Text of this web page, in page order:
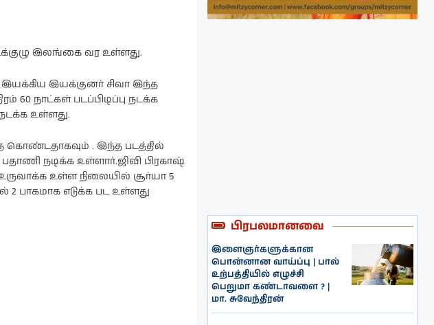
இலங்கை வர உள்ளது.
இயக்குனர் சிவா இந்த
நாட்கள் படப்பிடிப்பு நடக்க
உள்ளது.
. இந்த படத்தில்
நடிக்க உள்ளார்.ஜிவி பிரகாஷ்
உள்ள நிலையில் சூர்யா 5
2 பாகமாக எடுக்க பட உள்ளது
பிரபலமானவை
இளைஞர்களுக்கான
பொன்னான வாய்ப்பு | பால்
உற்பத்தியில் எழுச்சி
பெறுமா கண்டாவளை ? |
மா. சுவேந்திரன்